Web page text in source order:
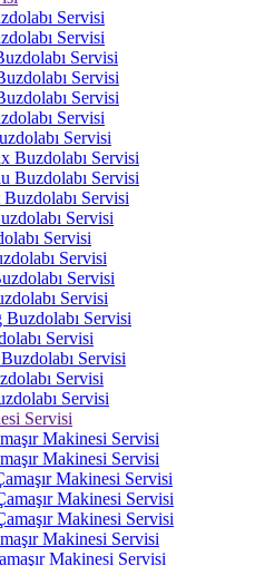
Servisi
Servisi
Servisi
Servisi
Servisi
Servisi
Servisi
Buzdolabı Servisi
Buzdolabı Servisi
Servisi
Servisi
Servisi
Servisi
Servisi
Servisi
Buzdolabı Servisi
Servisi
Servisi
Servisi
Servisi
Servisi
Makinesi Servisi
Makinesi Servisi
Makinesi Servisi
Makinesi Servisi
Makinesi Servisi
Makinesi Servisi
Makinesi Servisi